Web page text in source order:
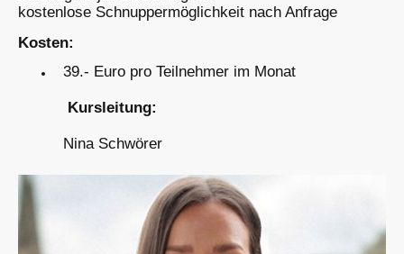
kostenlose Schnuppermöglichkeit nach Anfrage
Kosten:
39.- Euro pro Teilnehmer im Monat
Kursleitung:
Nina Schwörer